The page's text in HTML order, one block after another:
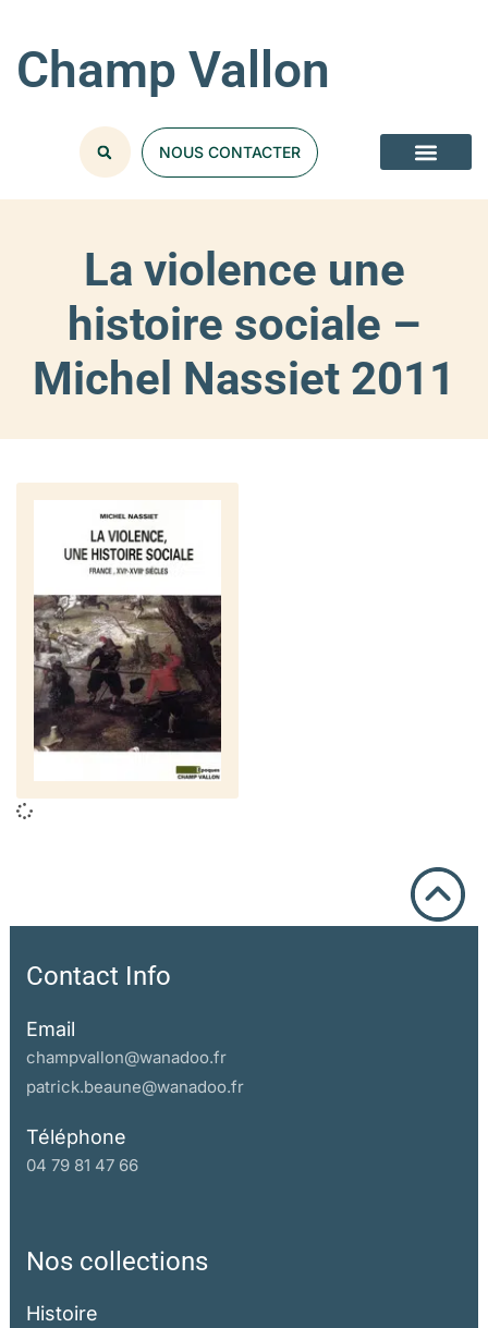
Champ Vallon
NOUS CONTACTER
La violence une
histoire sociale –
Michel Nassiet 2011
Contact Info
Email
champvallon@wanadoo.fr
patrick.beaune@wanadoo.fr
Téléphone
04 79 81 47 66
Nos collections
Histoire